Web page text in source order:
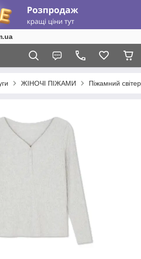
ЖІНОЧІ ПІЖАМИ Піжамний